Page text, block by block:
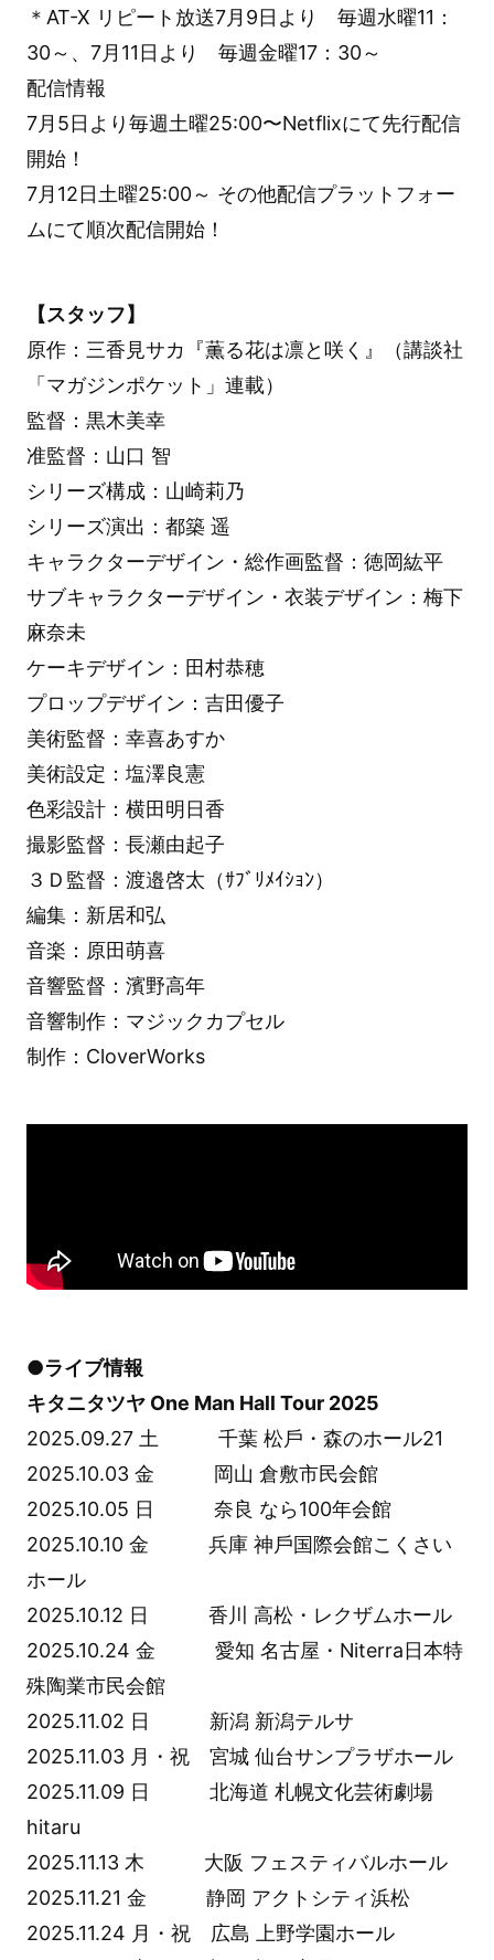
＊AT-X リピート放送7月9日より 毎週水曜11：
30～、7月11日より 毎週金曜17：30～
配信情報
7月5日より毎週土曜25:00〜Netflixにて先行配信
開始！
7月12日土曜25:00～ その他配信プラットフォー
ムにて順次配信開始！
【スタッフ】
原作：三香見サカ『薫る花は凛と咲く』（講談社
「マガジンポケット」連載）
監督：黒木美幸
准監督：山口 智
シリーズ構成：山崎莉乃
シリーズ演出：都築 遥
キャラクターデザイン・総作画監督：徳岡紘平
サブキャラクターデザイン・衣装デザイン：梅下
麻奈未
ケーキデザイン：田村恭穂
プロップデザイン：吉田優子
美術監督：幸喜あすか
美術設定：塩澤良憲
色彩設計：横田明日香
撮影監督：長瀬由起子
３Ｄ監督：渡邉啓太（ｻﾌﾞﾘﾒｲｼｮﾝ）
編集：新居和弘
音楽：原田萌喜
音響監督：濱野高年
音響制作：マジックカプセル
制作：CloverWorks
●ライブ情報
キタニタツヤ One Man Hall Tour 2025
2025.09.27 土 千葉 松⼾・森のホール21
2025.10.03 金 岡⼭ 倉敷市⺠会館
2025.10.05 日 奈良 なら100年会館
2025.10.10 金 兵庫 神⼾国際会館こくさい
ホール
2025.10.12 日 ⾹川 ⾼松・レクザムホール
2025.10.24 金 愛知 名古屋・Niterra⽇本特
殊陶業市⺠会館
2025.11.02 日 新潟 新潟テルサ
2025.11.03 月・祝 宮城 仙台サンプラザホール
2025.11.09 日 北海道 札幌⽂化芸術劇場
hitaru
2025.11.13 木 ⼤阪 フェスティバルホール
2025.11.21 金 静岡 アクトシティ浜松
2025.11.24 月・祝 広島 上野学園ホール